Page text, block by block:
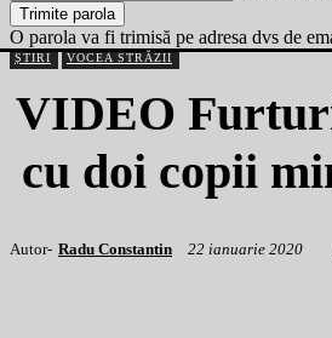
O parola va fi trimisă pe adresa dvs de
ȘTIRI VOCEA STRĂZII
VIDEO
cu doi copii
Autor- Radu Constantin 22 ianuarie 2020